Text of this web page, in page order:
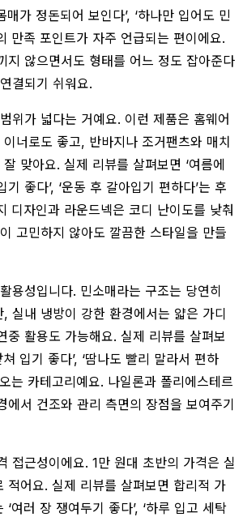
매가 정돈되어 보인다’, ‘하나만 입어도 민
만족 포인트가 자주 언급되는 편이에요.
지 않으면서도 형태를 어느 정도 잡아준다
결되기 쉬워요.
위가 넓다는 거예요. 이런 제품은 홈웨어
너로도 좋고, 반바지나 조거팬츠와 매치
맞아요. 실제 리뷰를 살펴보면 ‘여름에
좋다’, ‘운동 후 갈아입기 편하다’는 후
디자인과 라운드넥은 코디 난이도를 낮춰
고민하지 않아도 깔끔한 스타일을 만들
용성입니다. 민소매라는 구조는 당연히
실내 냉방이 강한 환경에서는 얇은 가디
중 활용도 가능해요. 실제 리뷰를 살펴보
입기 좋다’, ‘땀나도 빨리 말라서 편하
는 카테고리예요. 나일론과 폴리에스테르
에서 건조와 관리 측면의 장점을 보여주기
접근성이에요. 1만 원대 초반의 가격은 실
적어요. 실제 리뷰를 살펴보면 합리적 가
여러 장 쟁여두기 좋다’, ‘하루 입고 세탁